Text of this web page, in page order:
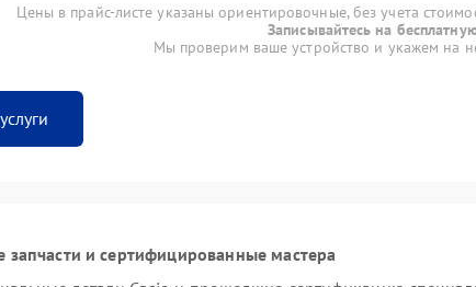
Цены в прайс-листе указаны ориентировочные, без учета
Записывайтесь на
Мы проверим ваше устройство и укажем на
запчасти и сертифицированные мастера